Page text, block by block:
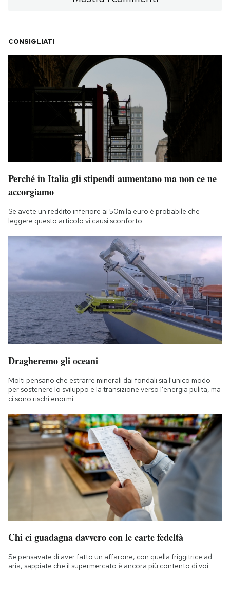
CONSIGLIATI
Perché in Italia gli stipendi aumentano ma non ce ne
accorgiamo
Se avete un reddito inferiore ai 50mila euro è probabile che
leggere questo articolo vi causi sconforto
Dragheremo gli oceani
Molti pensano che estrarre minerali dai fondali sia l'unico modo
per sostenere lo sviluppo e la transizione verso l'energia pulita, ma
ci sono rischi enormi
Chi ci guadagna davvero con le carte fedeltà
Se pensavate di aver fatto un affarone, con quella friggitrice ad
aria, sappiate che il supermercato è ancora più contento di voi